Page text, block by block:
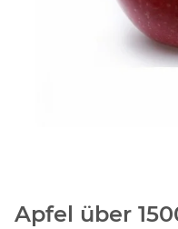
Apfel über